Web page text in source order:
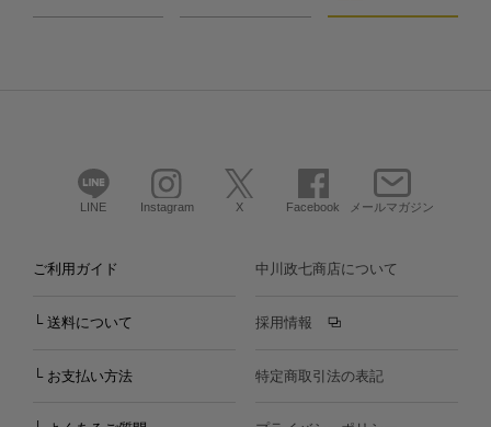
LINE Instagram X Facebook メールマガジン
ご利用ガイド
└ 送料について
└ お支払い方法
中川政七商店について
採用情報
特定商取引法の表記